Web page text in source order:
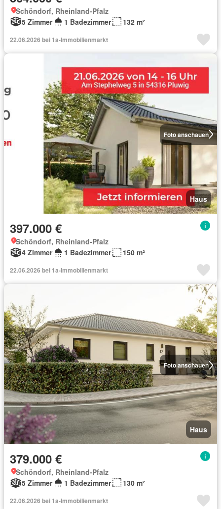
Schöndorf, Rheinland-Pfalz
5 Zimmer
1 Badezimmer 132 m²
22.06.2026 bei 1a-Immobilienmarkt
Foto anschauen
Haus
397.000 €
Schöndorf, Rheinland-Pfalz
4 Zimmer
1 Badezimmer 150 m²
22.06.2026 bei 1a-Immobilienmarkt
Foto anschauen
Haus
379.000 €
Schöndorf, Rheinland-Pfalz
5 Zimmer
1 Badezimmer 130 m²
22.06.2026 bei 1a-Immobilienmarkt